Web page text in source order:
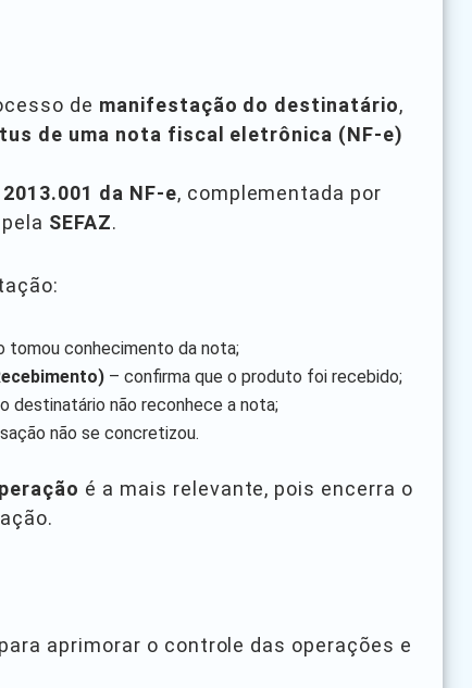
de manifestação do destinatário,
de uma nota fiscal eletrônica (NF-e)
da NF-e, complementada por
SEFAZ.
tomou conhecimento da nota;
– confirma que o produto foi recebido;
destinatário não reconhece a nota;
não se concretizou.
é a mais relevante, pois encerra o
aprimorar o controle das operações e